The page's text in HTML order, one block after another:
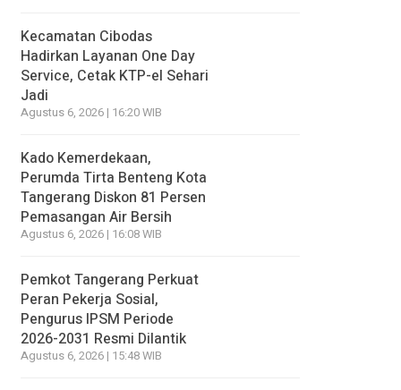
Kecamatan Cibodas
Hadirkan Layanan One Day
Service, Cetak KTP-el Sehari
Jadi
Agustus 6, 2026 | 16:20 WIB
Kado Kemerdekaan,
Perumda Tirta Benteng Kota
Tangerang Diskon 81 Persen
Pemasangan Air Bersih
Agustus 6, 2026 | 16:08 WIB
Pemkot Tangerang Perkuat
Peran Pekerja Sosial,
Pengurus IPSM Periode
2026-2031 Resmi Dilantik
Agustus 6, 2026 | 15:48 WIB